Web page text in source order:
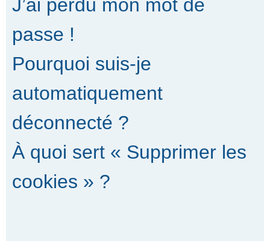
J’ai perdu mon mot de
passe !
Pourquoi suis-je
automatiquement
déconnecté ?
À quoi sert « Supprimer les
cookies » ?